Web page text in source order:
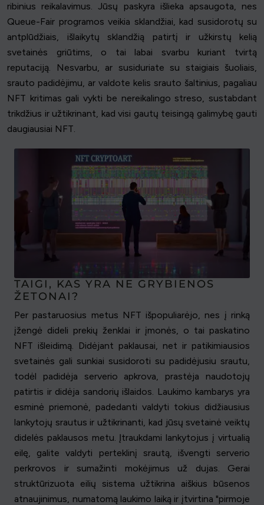
ribinius reikalavimus. Jūsų paskyra išlieka apsaugota, nes
Queue-Fair programos veikia sklandžiai, kad susidorotų su
antplūdžiais, išlaikytų sklandžią patirtį ir užkirstų kelią
svetainės griūtims, o tai labai svarbu kuriant tvirtą
reputaciją. Nesvarbu, ar susiduriate su staigiais šuoliais,
srauto padidėjimu, ar valdote kelis srauto šaltinius, pagaliau
NFT kritimas gali vykti be nereikalingo streso, sustabdant
trikdžius ir užtikrinant, kad visi gautų teisingą galimybę gauti
daugiausiai NFT.
TAIGI, KAS YRA NE GRYBIENOS
ŽETONAI?
Per pastaruosius metus NFT išpopuliarėjo, nes į rinką
įžengė dideli prekių ženklai ir įmonės, o tai paskatino
NFT išleidimą. Didėjant paklausai, net ir patikimiausios
svetainės gali sunkiai susidoroti su padidėjusiu srautu,
todėl padidėja serverio apkrova, prastėja naudotojų
patirtis ir didėja sandorių išlaidos. Laukimo kambarys yra
esminė priemonė, padedanti valdyti tokius didžiausius
lankytojų srautus ir užtikrinanti, kad jūsų svetainė veiktų
didelės paklausos metu. Įtraukdami lankytojus į virtualią
eilę, galite valdyti perteklinį srautą, išvengti serverio
perkrovos ir sumažinti mokėjimus už dujas. Gerai
struktūrizuota eilių sistema užtikrina aiškius būsenos
atnaujinimus, numatomą laukimo laiką ir įtvirtina "pirmoje